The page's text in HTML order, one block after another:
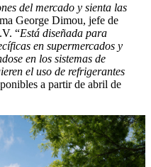
del mercado y sienta las
George Dimou, jefe de
“Está diseñada para
en supermercados y
en los sistemas de
el uso de refrigerantes
a partir de abril de